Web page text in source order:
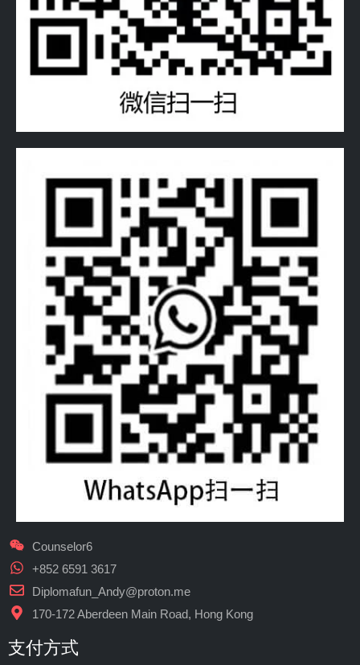
Counselor6
+852 6591 3617
Diplomafun_Andy@proton.me
170-172 Aberdeen Main Road, Hong Kong
支付方式